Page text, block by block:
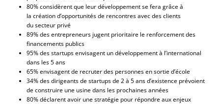
80% considèrent que leur développement se fera grâce à
la création d’opportunités de rencontres avec des clients
du secteur privé
89% des entrepreneurs jugent prioritaire le renforcement des
financements publics
95% des startups envisagent un développement à l’international
dans les 5 ans
65% envisagent de recruter des personnes en sortie d’école
34% des dirigeants de startups de 2 à 5 ans d’existence prévoient
de construire une usine dans les prochaines années
80% déclarent avoir une stratégie pour répondre aux enjeux